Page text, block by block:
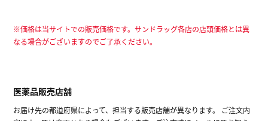
※価格は当サイトでの販売価格です。サンドラッグ各店の店頭価格とは異
なる場合がございますのでご了承ください。
医薬品販売店舗
お届け先の都道府県によって、担当する販売店舗が異なります。 ご注文内